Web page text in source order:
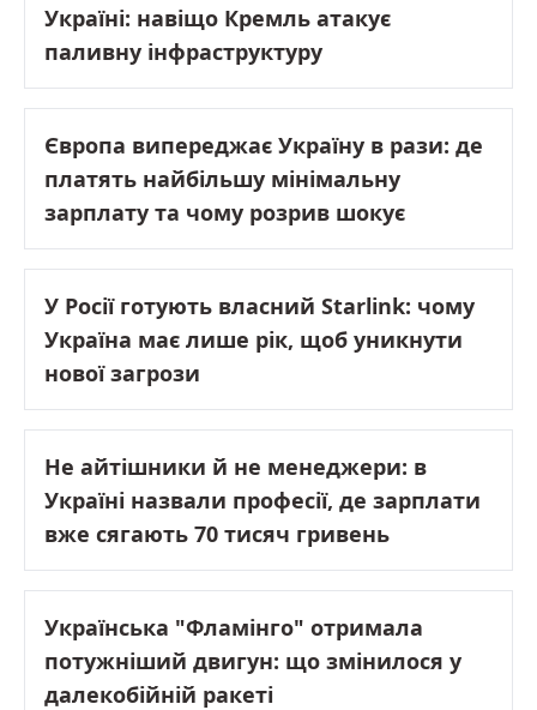
Україні: навіщо Кремль атакує
паливну інфраструктуру
Європа випереджає Україну в рази: де
платять найбільшу мінімальну
зарплату та чому розрив шокує
У Росії готують власний Starlink: чому
Україна має лише рік, щоб уникнути
нової загрози
Не айтішники й не менеджери: в
Україні назвали професії, де зарплати
вже сягають 70 тисяч гривень
Українська "Фламінго" отримала
потужніший двигун: що змінилося у
далекобійній ракеті